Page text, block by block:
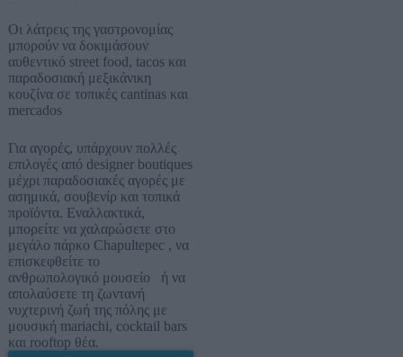
Οι λάτρεις της γαστρονομίας
μπορούν να δοκιμάσουν
αυθεντικό street food, tacos και
παραδοσιακή μεξικάνικη
κουζίνα σε τοπικές cantinas και
mercados
Για αγορές, υπάρχουν πολλές
επιλογές από designer boutiques
μέχρι παραδοσιακές αγορές με
ασημικά, σουβενίρ και τοπικά
προϊόντα. Εναλλακτικά,
μπορείτε να χαλαρώσετε στο
μεγάλο πάρκο Chapultepec , να
επισκεφθείτε το
ανθρωπολογικό μουσείο ή να
απολαύσετε τη ζωντανή
νυχτερινή ζωή της πόλης με
μουσική mariachi, cocktail bars
και rooftop θέα.